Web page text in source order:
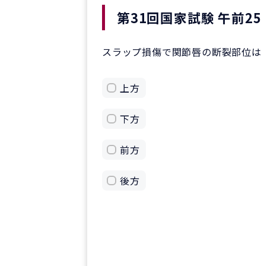
第31回国家試験 午前25
スラップ損傷で関節唇の断裂部位は
上方
下方
前方
後方